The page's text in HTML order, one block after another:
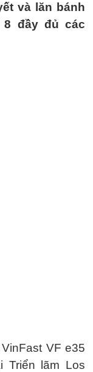
và lăn bánh
8 đầy đủ các
VF e35
Triển lãm Los